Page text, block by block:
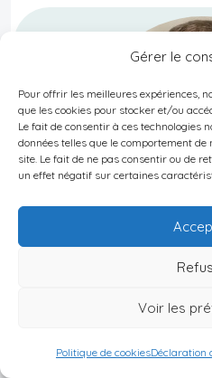
Gérer le
Pour offrir les meilleures expériences,
que les cookies pour stocker et/ou
Le fait de consentir à ces technologies
données telles que le comportement
site. Le fait de ne pas consentir ou de
un effet négatif sur certaines
Voir les
Politique de cookiesDéclaration
Cyril
de 20 ans, j’accompagne
face à l’instabilité